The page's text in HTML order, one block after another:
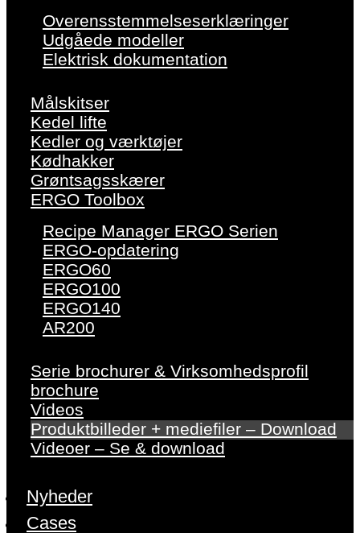
Overensstemmelseserklæringer
Udgåede modeller
Elektrisk dokumentation
Målskitser
Kedel lifte
Kedler og værktøjer
Kødhakker
Grøntsagsskærer
ERGO Toolbox
Recipe Manager ERGO Serien
ERGO-opdatering
ERGO60
ERGO100
ERGO140
AR200
Serie brochurer & Virksomhedsprofil
brochure
Videos
Produktbilleder + mediefiler – Download
Videoer – Se & download
Nyheder
Cases